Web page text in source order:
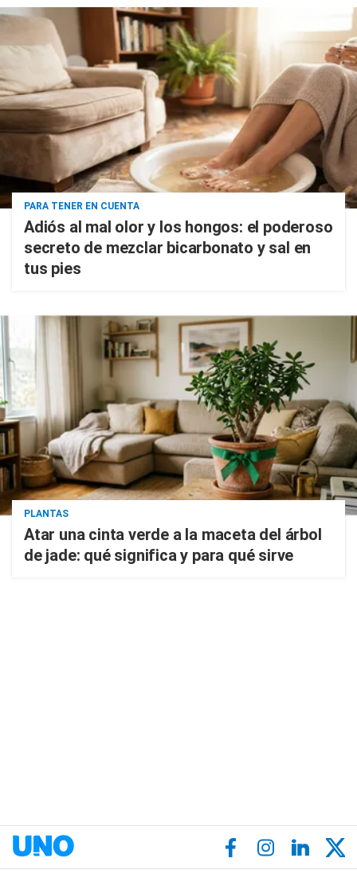
PARA TENER EN CUENTA
Adiós al mal olor y los hongos: el poderoso
secreto de mezclar bicarbonato y sal en
tus pies
PLANTAS
Atar una cinta verde a la maceta del árbol
de jade: qué significa y para qué sirve